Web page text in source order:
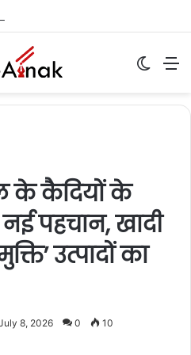
के कैदियों के
पहचान, खादी
उत्पादों का
8, 2026 0 10